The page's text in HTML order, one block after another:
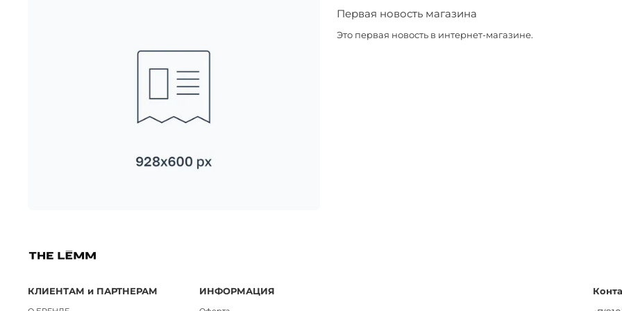
Первая новость магазина
Это первая новость в интернет-магазине.
КЛИЕНТАМ и ПАРТНЕРАМ ИНФОРМАЦИЯ